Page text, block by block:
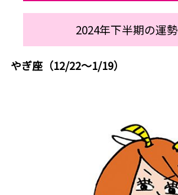
2024年下半期の運勢
やぎ座（12/22～1/19）